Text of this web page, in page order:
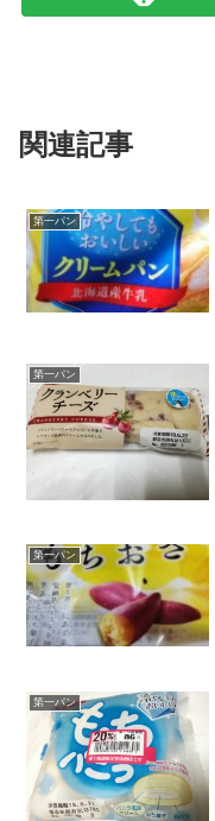
関連記事
第一パン
第一パン
第一パン
第一パン